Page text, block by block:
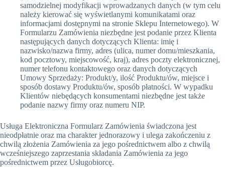
samodzielnej modyfikacji wprowadzanych danych (w tym celu
należy kierować się wyświetlanymi komunikatami oraz
informacjami dostępnymi na stronie Sklepu Internetowego). W
Formularzu Zamówienia niezbędne jest podanie przez Klienta
następujących danych dotyczących Klienta: imię i
nazwisko/nazwa firmy, adres (ulica, numer domu/mieszkania,
kod pocztowy, miejscowość, kraj), adres poczty elektronicznej,
numer telefonu kontaktowego oraz danych dotyczących
Umowy Sprzedaży: Produkt/y, ilość Produktu/ów, miejsce i
sposób dostawy Produktu/ów, sposób płatności. W wypadku
Klientów niebędących konsumentami niezbędne jest także
podanie nazwy firmy oraz numeru NIP.
Usługa Elektroniczna Formularz Zamówienia świadczona jest
nieodpłatnie oraz ma charakter jednorazowy i ulega zakończeniu z
chwilą złożenia Zamówienia za jego pośrednictwem albo z chwilą
wcześniejszego zaprzestania składania Zamówienia za jego
pośrednictwem przez Usługobiorcę.